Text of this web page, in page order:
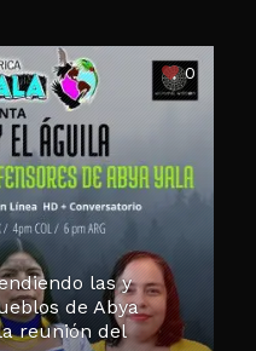
0
las y
de Abya
reunión del